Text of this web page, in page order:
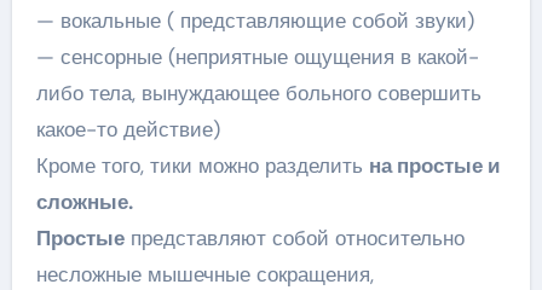
— вокальные ( представляющие собой звуки)
— сенсорные (неприятные ощущения в какой-
либо тела, вынуждающее больного совершить
какое-то действие)
Кроме того, тики можно разделить на простые и
сложные.
Простыепредставляют собой относительно
несложные мышечные сокращения,